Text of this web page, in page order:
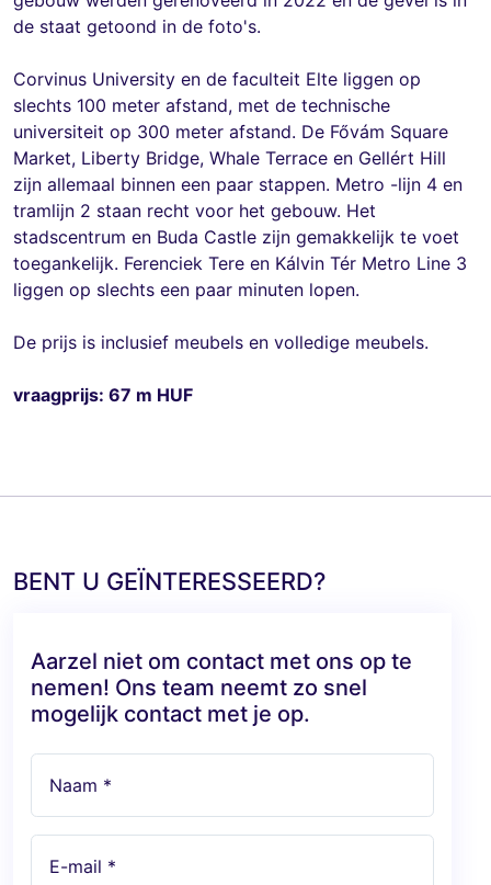
de staat getoond in de foto's.
Corvinus University en de faculteit Elte liggen op
slechts 100 meter afstand, met de technische
universiteit op 300 meter afstand. De Fővám Square
Market, Liberty Bridge, Whale Terrace en Gellért Hill
zijn allemaal binnen een paar stappen. Metro -lijn 4 en
tramlijn 2 staan ​​recht voor het gebouw. Het
stadscentrum en Buda Castle zijn gemakkelijk te voet
toegankelijk. Ferenciek Tere en Kálvin Tér Metro Line 3
liggen op slechts een paar minuten lopen.
De prijs is inclusief meubels en volledige meubels.
vraagprijs: 67 m HUF
BENT U GEÏNTERESSEERD?
Aarzel niet om contact met ons op te
nemen! Ons team neemt zo snel
mogelijk contact met je op.
Naam *
E-mail *